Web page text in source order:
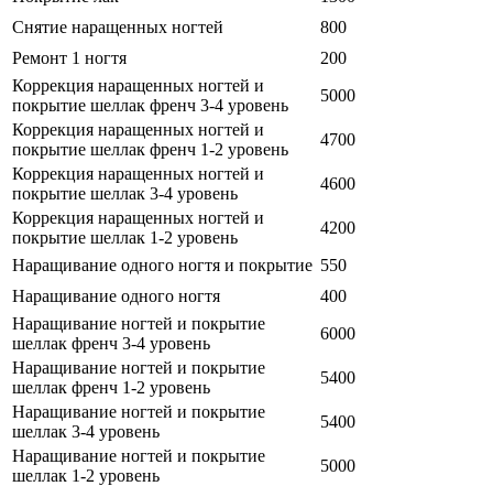
Снятие наращенных ногтей
800
Ремонт 1 ногтя
200
Коррекция наращенных ногтей и
покрытие шеллак френч 3-4 уровень
5000
Коррекция наращенных ногтей и
покрытие шеллак френч 1-2 уровень
4700
Коррекция наращенных ногтей и
покрытие шеллак 3-4 уровень
4600
Коррекция наращенных ногтей и
покрытие шеллак 1-2 уровень
4200
Наращивание одного ногтя и покрытие 550
Наращивание одного ногтя
400
Наращивание ногтей и покрытие
шеллак френч 3-4 уровень
6000
Наращивание ногтей и покрытие
шеллак френч 1-2 уровень
5400
Наращивание ногтей и покрытие
шеллак 3-4 уровень
5400
Наращивание ногтей и покрытие
шеллак 1-2 уровень
5000